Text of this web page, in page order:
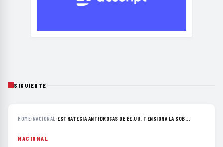
SIGUIENTE
HOME›NACIONAL ›ESTRATEGIA ANTIDROGAS DE EE.UU. TENSIONA LA SOB...
NACIONAL